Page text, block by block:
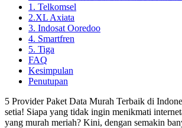
1. Telkomsel
2.XL Axiata
3. Indosat Ooredoo
4. Smartfren
5. Tiga
FAQ
Kesimpulan
Penutupan
5 Provider Paket Data Murah Terbaik di
setia! Siapa yang tidak ingin menikmati
yang murah meriah? Kini, dengan semakin